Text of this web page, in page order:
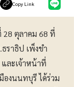
Copy Link
28 ตุลาคม 68 ที่
ราธิป เพ็งขำ
ละเจ้าหน้าที่
องนนทบุรี ได้ร่วม